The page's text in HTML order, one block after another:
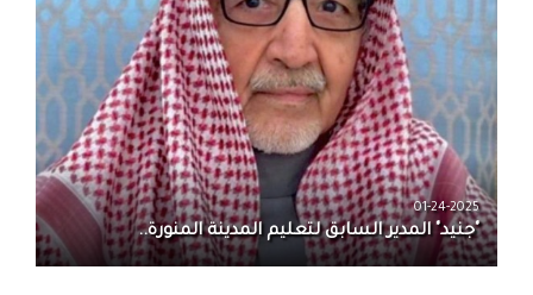
01-24-2025
"جنيد" المدير السابق لتعليم المدينة المنورة..